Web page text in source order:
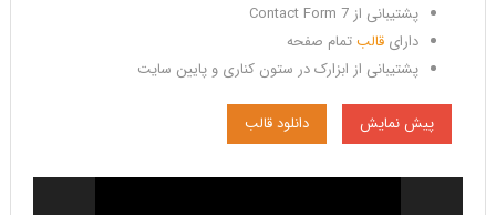
پشتیبانی از Contact Form 7
دارای قالبتمام صفحه
پشتیبانی از ابزارک در ستون کناری و پایین سایت
پیش نمایش دانلود قالب